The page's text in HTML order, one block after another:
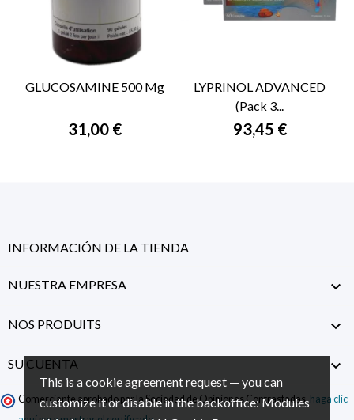
This is a cookie agreement request — you can
customize it or disable in the backoffice: Modules
GLUCOSAMINE 500 Mg
31,00 €
LYPRINOL ADVANCED
(Pack 3...
93,45 €
INFORMACIÓN DE LA TIENDA
NUESTRA EMPRESA 
NOS PRODUITS 
SU CUENTA 
Comerciante aprobado por la Sociedad de Opiniones Contrastadas, haga clic